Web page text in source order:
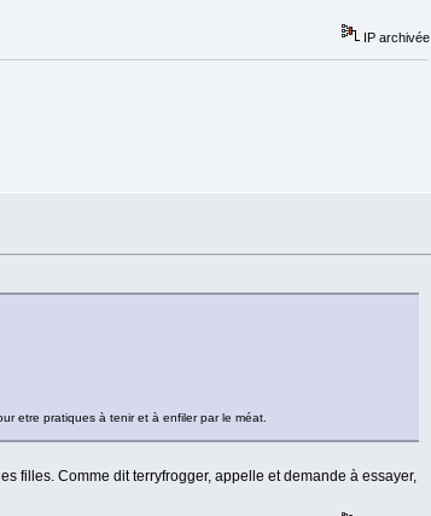
IP archivée
etre pratiques à tenir et à enfiler par le méat.
filles. Comme dit terryfrogger, appelle et demande à essayer,